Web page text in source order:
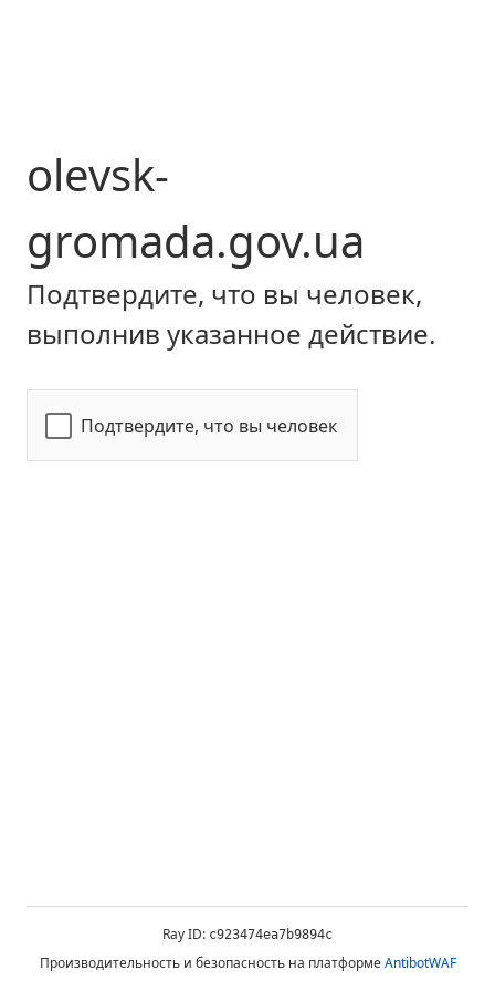
olevsk-
gromada.gov.ua
Подтвердите, что вы человек,
выполнив указанное действие.
Подтвердите, что вы человек
Ray ID: c923474ea7b9894c
Производительность и безопасность на платформеAntibotWAF